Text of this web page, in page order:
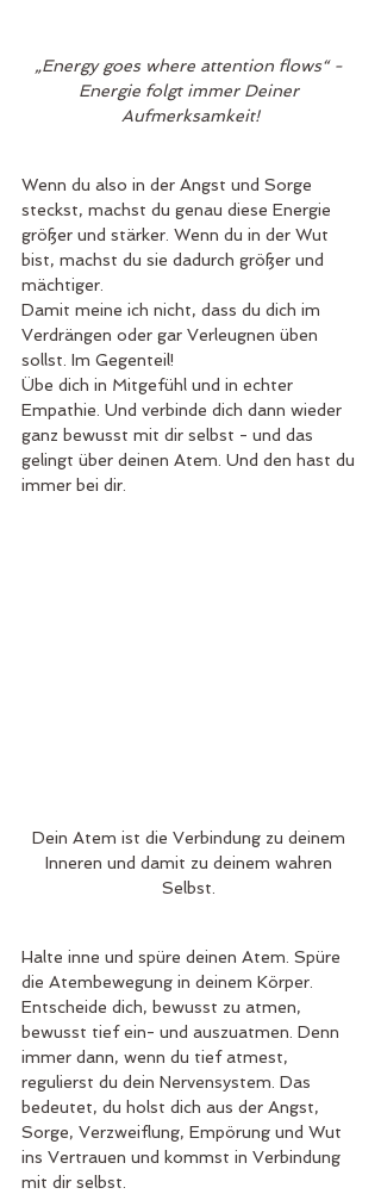
„Energy goes where attention flows“ -
Energie folgt immer Deiner
Aufmerksamkeit!
Wenn du also in der Angst und Sorge
steckst, machst du genau diese Energie
größer und stärker. Wenn du in der Wut
bist, machst du sie dadurch größer und
mächtiger.
Damit meine ich nicht, dass du dich im
Verdrängen oder gar Verleugnen üben
sollst. Im Gegenteil!
Übe dich in Mitgefühl und in echter
Empathie. Und verbinde dich dann wieder
ganz bewusst mit dir selbst - und das
gelingt über deinen Atem. Und den hast du
immer bei dir.
Dein Atem ist die Verbindung zu deinem
Inneren und damit zu deinem wahren
Selbst.
Halte inne und spüre deinen Atem. Spüre
die Atembewegung in deinem Körper.
Entscheide dich, bewusst zu atmen,
bewusst tief ein- und auszuatmen. Denn
immer dann, wenn du tief atmest,
regulierst du dein Nervensystem. Das
bedeutet, du holst dich aus der Angst,
Sorge, Verzweiflung, Empörung und Wut
ins Vertrauen und kommst in Verbindung
mit dir selbst.